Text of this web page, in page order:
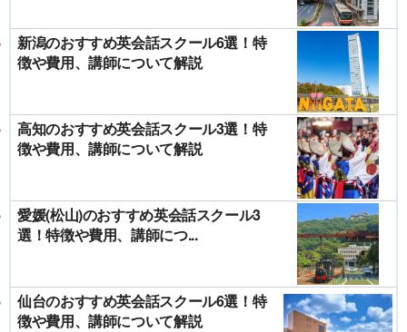
新潟のおすすめ英会話スクール6選！特
徴や費用、講師について解説
高知のおすすめ英会話スクール3選！特
徴や費用、講師について解説
愛媛(松山)のおすすめ英会話スクール3
選！特徴や費用、講師につ...
仙台のおすすめ英会話スクール6選！特
徴や費用、講師について解説